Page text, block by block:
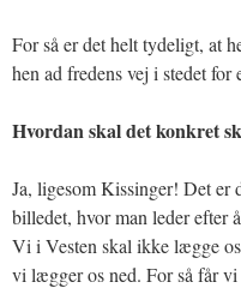
For så er det helt tydeligt, at
hen ad fredens vej i stedet for
Hvordan skal det konkret
Ja, ligesom Kissinger! Det er
billedet, hvor man leder efter
Vi i Vesten skal ikke lægge
vi lægger os ned. For så får vi